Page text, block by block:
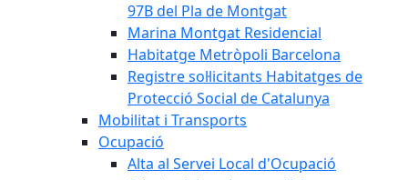
97B del Pla de Montgat
Marina Montgat Residencial
Habitatge Metròpoli Barcelona
Registre sol·licitants Habitatges de
Protecció Social de Catalunya
Mobilitat i Transports
Ocupació
Alta al Servei Local d'Ocupació